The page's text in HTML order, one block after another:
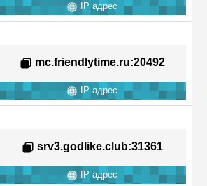
IP адрес
mc.friendlytime.ru:20492
IP адрес
srv3.godlike.club:31361
IP адрес